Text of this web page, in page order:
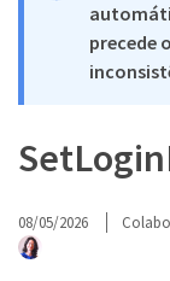
precede
08/05/2026